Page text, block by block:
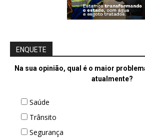
ENQUETE
Na sua opinião, qual é o maior
atualmente?
Saúde
Trânsito
Segurança